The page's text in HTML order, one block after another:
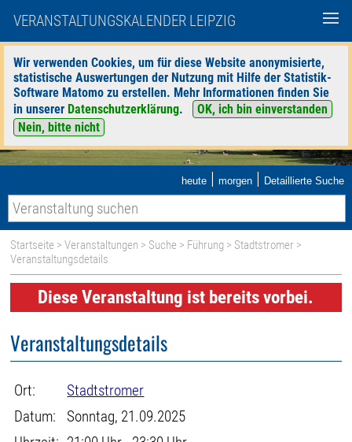
VERANSTALTUNGSKALENDER LEIPZIG
Wir verwenden Cookies, um für diese Website anonymisierte,
statistische Auswertungen der Nutzung mit Hilfe der Statistik-
Software Matomo zu erstellen. Mehr Informationen finden Sie
in unserer Datenschutzerklärung.
OK, ich bin einverstanden
Nein, bitte nicht
heute | morgen | Detaillierte Suche
Startseite >Veranstaltungen > Suche > Führung > Stadtstromer >
Veranstaltungsdetails
Diese Veranstaltung ist bereits vorbei.
Veranstaltungsdetails
Ort:
Stadtstromer
Datum:
Sonntag, 21.09.2025